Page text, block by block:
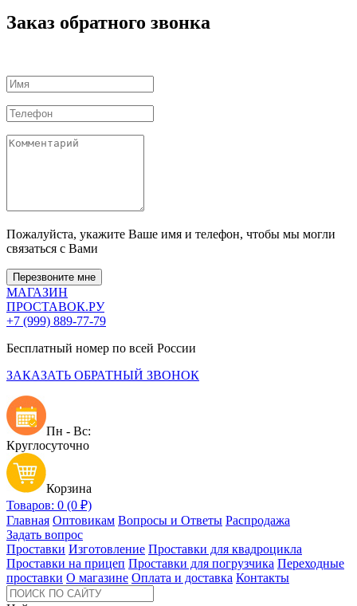
Заказ обратного звонка
Пожалуйста, укажите Ваше имя и телефон, чтобы мы могли
связаться с Вами
Перезвоните мне
МАГАЗИН
ПРОСТАВОК.РУ
+7 (999) 889-77-79
Бесплатный номер по всей России
ЗАКАЗАТЬ ОБРАТНЫЙ ЗВОНОК
Пн - Вс:
Круглосуточно
Корзина
Товаров: 0 (0 ₽)
Главная Оптовикам Вопросы и Ответы Распродажа
Задать вопрос
Проставки Изготовление Проставки для квадроцикла
Проставки на прицеп Проставки для погрузчика Переходные
проставки О магазине Оплата и доставка Контакты